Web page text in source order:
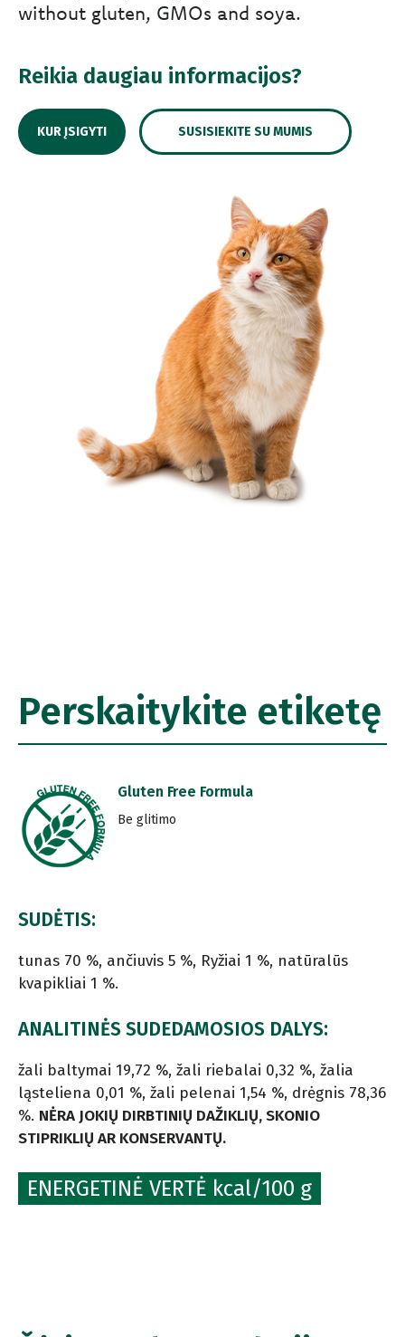
without gluten, GMOs and soya.
Reikia daugiau informacijos?
KUR ĮSIGYTI SUSISIEKITE SU MUMIS
Perskaitykite etiketę
Gluten Free Formula
Be glitimo
SUDĖTIS:
tunas 70 %, ančiuvis 5 %, Ryžiai 1 %, natūralūs
kvapikliai 1 %.
ANALITINĖS SUDEDAMOSIOS DALYS:
žali baltymai 19,72 %, žali riebalai 0,32 %, žalia
ląsteliena 0,01 %, žali pelenai 1,54 %, drėgnis 78,36
%. NĖRA JOKIŲ DIRBTINIŲ DAŽIKLIŲ, SKONIO
STIPRIKLIŲ AR KONSERVANTŲ.
ENERGETINĖ VERTĖ kcal/100 g